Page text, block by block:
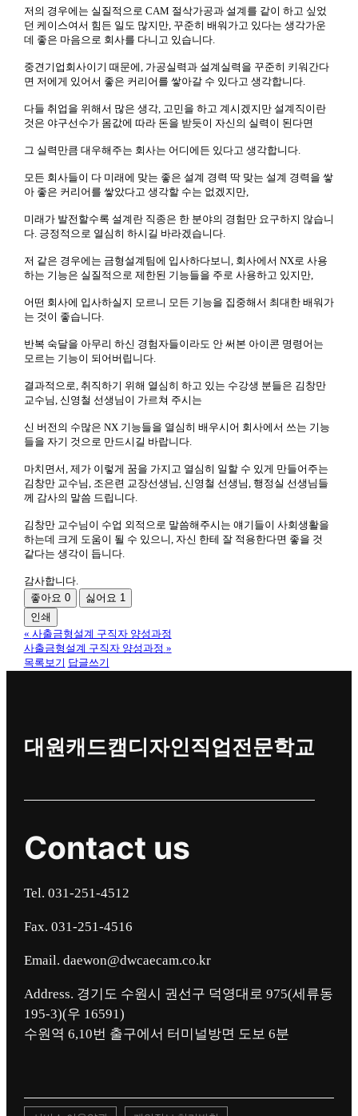
저의 경우에는 실질적으로 CAM 절삭가공과 설계를 같이 하고 싶었
던 케이스여서 힘든 일도 많지만, 꾸준히 배워가고 있다는 생각가운
데 좋은 마음으로 회사를 다니고 있습니다.
중견기업회사이기 때문에, 가공실력과 설계실력을 꾸준히 키워간다
면 저에게 있어서 좋은 커리어를 쌓아갈 수 있다고 생각합니다.
다들 취업을 위해서 많은 생각, 고민을 하고 계시겠지만 설계직이란
것은 야구선수가 몸값에 따라 돈을 받듯이 자신의 실력이 된다면
그 실력만큼 대우해주는 회사는 어디에든 있다고 생각합니다.
모든 회사들이 다 미래에 맞는 좋은 설계 경력 딱 맞는 설계 경력을 쌓
아 좋은 커리어를 쌓았다고 생각할 수는 없겠지만,
미래가 발전할수록 설계란 직종은 한 분야의 경험만 요구하지 않습니
다. 긍정적으로 열심히 하시길 바라겠습니다.
저 같은 경우에는 금형설계팀에 입사하다보니, 회사에서 NX로 사용
하는 기능은 실질적으로 제한된 기능들을 주로 사용하고 있지만,
어떤 회사에 입사하실지 모르니 모든 기능을 집중해서 최대한 배워가
는 것이 좋습니다.
반복 숙달을 아무리 하신 경험자들이라도 안 써본 아이콘 명령어는
모르는 기능이 되어버립니다.
결과적으로, 취직하기 위해 열심히 하고 있는 수강생 분들은 김창만
교수님, 신영철 선생님이 가르쳐 주시는
신 버전의 수많은 NX 기능들을 열심히 배우시어 회사에서 쓰는 기능
들을 자기 것으로 만드시길 바랍니다.
마치면서, 제가 이렇게 꿈을 가지고 열심히 일할 수 있게 만들어주는
김창만 교수님, 조은련 교장선생님, 신영철 선생님, 행정실 선생님들
께 감사의 말씀 드립니다.
김창만 교수님이 수업 외적으로 말씀해주시는 얘기들이 사회생활을
하는데 크게 도움이 될 수 있으니, 자신 한테 잘 적용한다면 좋을 것
같다는 생각이 듭니다.
감사합니다.
좋아요 0 싫어요 1
인쇄
« 사출금형설계 구직자 양성과정
사출금형설계 구직자 양성과정 »
목록보기 답글쓰기
대원캐드캠디자인직업전문학교
Contact us
Tel. 031-251-4512
Fax. 031-251-4516
Email. daewon@dwcaecam.co.kr
Address. 경기도 수원시 권선구 덕영대로 975(세류동
195-3)(우 16591)